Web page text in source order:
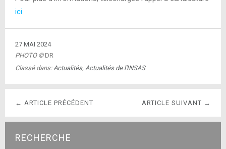
ici
27 MAI 2024
PHOTO ©DR
Classé dans: Actualités, Actualités de l'INSAS
ARTICLE SUIVANT →
← ARTICLE PRÉCÉDENT
RECHERCHE